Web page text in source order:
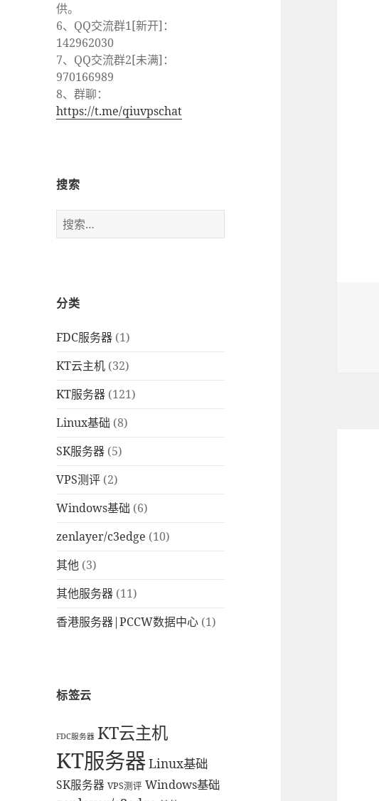
供。
6、QQ交流群1[新开]：
142962030
7、QQ交流群2[未满]：
970166989
8、群聊：
https://t.me/qiuvpschat
搜索
搜
索
分类
FDC服务器 (1)
KT云主机 (32)
KT服务器 (121)
Linux基础 (8)
SK服务器 (5)
VPS测评 (2)
Windows基础 (6)
zenlayer/c3edge (10)
其他 (3)
其他服务器 (11)
香港服务器|PCCW数据中心 (1)
标签云
FDC服务器 KT云主机
KT服务器Linux基础
SK服务器 VPS测评 Windows基础